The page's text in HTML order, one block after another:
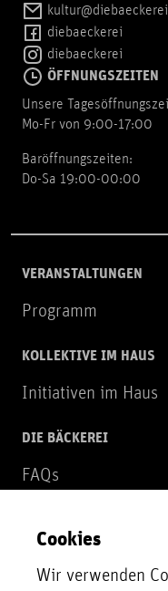
diebaeckerei
diebaeckerei
ÖFFNUNGSZEITEN
Unsere
Mo-Fr von 9:00-17:00
Baröffnungszeiten:
Do-Sa 19:00-00:00
VERANSTALTUNGEN
Programm
KOLLEKTIVE IM HAUS
Initiativen im Haus
DIE BÄCKEREI
FAQs
NEWSLETTER
Zur Newsletter
Cookies
Wir verwenden